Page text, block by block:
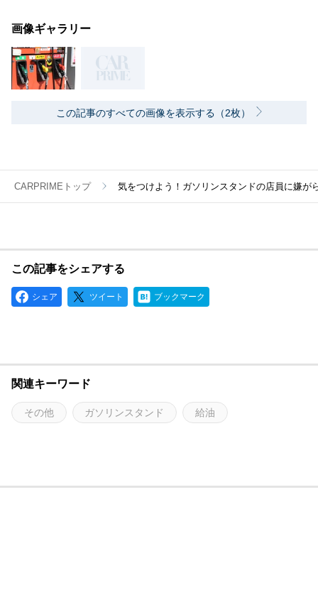
画像ギャラリー
この記事のすべての画像を表示する（2枚）
CARPRIMEトップ 気をつけよう！ガソリンスタンドの店員に嫌が
この記事をシェアする
シェア ツイート ブックマーク
関連キーワード
その他 ガソリンスタンド 給油